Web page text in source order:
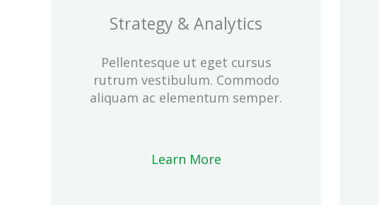
Strategy & Analytics
Pellentesque ut eget cursus
rutrum vestibulum. Commodo
aliquam ac elementum semper.
Learn More